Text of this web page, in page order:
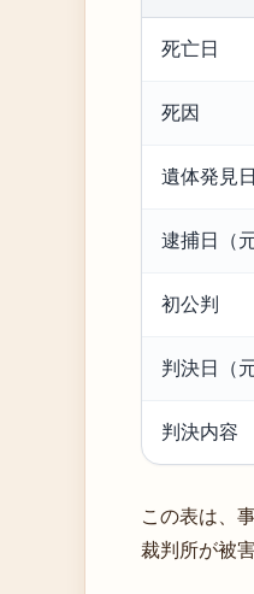
死亡日
死因
遺体発見日
逮捕日（
初公判
判決日（
判決内容
この表は、
裁判所が被